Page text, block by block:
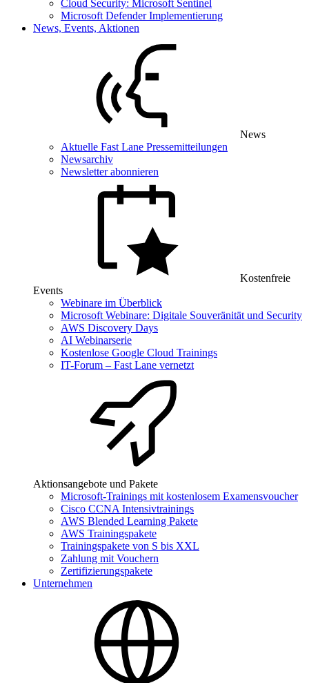
Cloud Security: Microsoft Sentinel
Microsoft Defender Implementierung
News, Events, Aktionen
News
Aktuelle Fast Lane Pressemitteilungen
Newsarchiv
Newsletter abonnieren
Kostenfreie
Events
Webinare im Überblick
Microsoft Webinare: Digitale Souveränität und Security
AWS Discovery Days
AI Webinarserie
Kostenlose Google Cloud Trainings
IT-Forum – Fast Lane vernetzt
Aktionsangebote und Pakete
Microsoft-Trainings mit kostenlosem Examensvoucher
Cisco CCNA Intensivtrainings
AWS Blended Learning Pakete
AWS Trainingspakete
Trainingspakete von S bis XXL
Zahlung mit Vouchern
Zertifizierungspakete
Unternehmen